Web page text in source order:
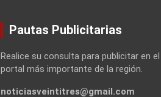
Pautas Publicitarias
Realice su consulta para publicitar en el
portal más importante de la región.
noticiasveintitres@gmail.com